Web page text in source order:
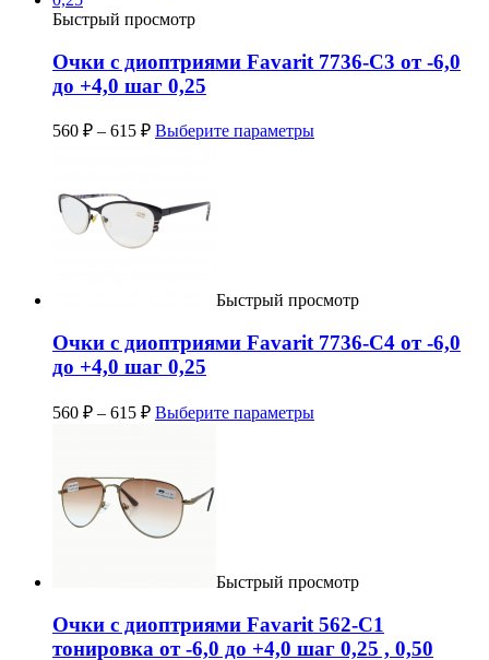
Быстрый просмотр
Очки с диоптриями Favarit 7736-C3 от -6,0
до +4,0 шаг 0,25
560 ₽ – 615 ₽ Выберите параметры
Быстрый просмотр
Очки с диоптриями Favarit 7736-C4 от -6,0
до +4,0 шаг 0,25
560 ₽ – 615 ₽ Выберите параметры
Быстрый просмотр
Очки с диоптриями Favarit 562-C1
тонировка от -6,0 до +4,0 шаг 0,25 , 0,50